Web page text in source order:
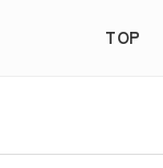
TOP